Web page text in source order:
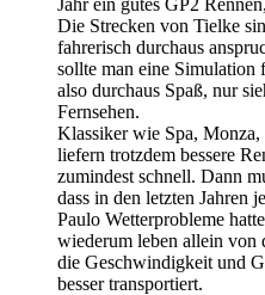
Die Strecken von Tielke
fahrerisch durchaus
sollte man eine Simulation
also durchaus Spaß, nur
Fernsehen.
Klassiker wie Spa,
liefern trotzdem bessere
zumindest schnell. Dann
dass in den letzten Jahren
Paulo Wetterprobleme
wiederum leben allein von
die Geschwindigkeit und
besser transportiert.